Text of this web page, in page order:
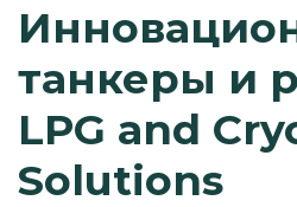
танкеры и
LPG and
Solutions